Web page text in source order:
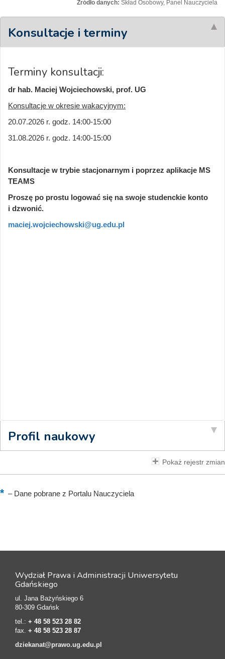
Źródło danych: Skład Osobowy, Panel Nauczyciela
Konsultacje i terminy
Terminy konsultacji:
dr hab. Maciej Wojciechowski, prof. UG
Konsultacje w okresie wakacyjnym:
20.07.2026 r. godz. 14:00-15:00
31.08.2026 r. godz. 14:00-15:00
Konsultacje w trybie stacjonarnym i poprzez aplikacje MS
TEAMS
Proszę po prostu logować się na swoje studenckie konto
i dzwonić.
maciej.wojciechowski@ug.edu.pl
Profil naukowy
Pokaż rejestr zmian
–Dane pobrane z Portalu Nauczyciela
Wydział Prawa i Administracji Uniwersytetu
Gdańskiego
ul. Jana Bażyńskiego 6
80-309 Gdańsk
tel.: + 48 58 523 28 82
fax. + 48 58 523 28 87
dziekanat@prawo.ug.edu.pl